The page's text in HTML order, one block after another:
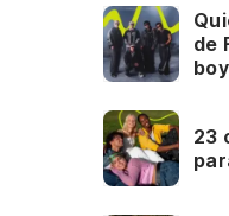
de
23